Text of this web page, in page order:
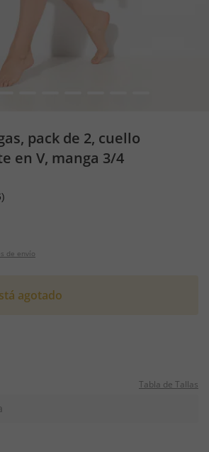
pack de 2, cuello
en V, manga 3/4
de envío
agotado
Tabla de Tallas